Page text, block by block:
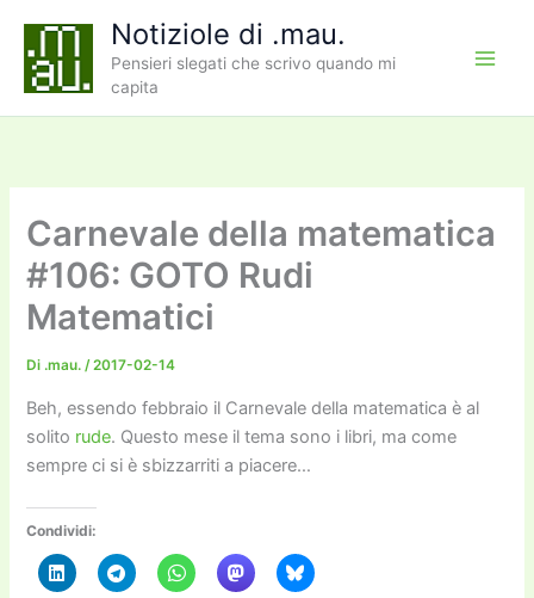
contenuto
Notiziole di .mau.
Pensieri slegati che scrivo quando mi
capita
Carnevale della matematica
#106: GOTO Rudi
Matematici
Di .mau./2017-02-14
Beh, essendo febbraio il Carnevale della matematica è al
solito rude. Questo mese il tema sono i libri, ma come
sempre ci si è sbizzarriti a piacere…
Condividi: